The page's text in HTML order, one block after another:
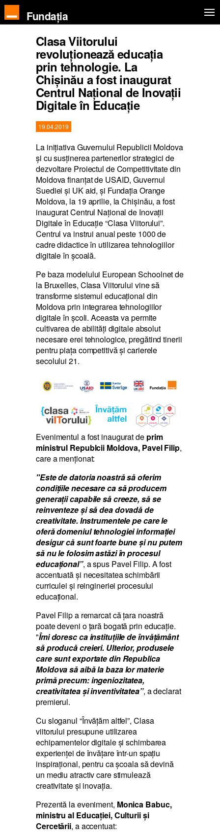
Fundația
Clasa Viitorului
revoluționează educația
prin tehnologie. La
Chișinău a fost inaugurat
Centrul Național de Inovații
Digitale în Educație
19.04.2019
La inițiativa Guvernului Republicii Moldova
și cu susținerea partenerilor strategici de
dezvoltare Proiectul de Competitivitate din
Moldova finanțat de USAID, Guvernul
Suediei și UK aid, și Fundația Orange
Moldova, la 19 aprilie, la Chișinău, a fost
inaugurat Centrul Național de Inovații
Digitale în Educație “Clasa Viitorului”.
Centrul va instrui anual peste 1000 de
cadre didactice în utilizarea tehnologiilor
digitale în școală.
Pe baza modelului European Schoolnet de
la Bruxelles, Clasa Viitorului vine să
transforme sistemul educațional din
Moldova prin integrarea tehnologiilor
digitale în școli. Aceasta va permite
cultivarea de abilități digitale absolut
necesare erei tehnologice, pregătind tinerii
pentru piața competitivă și carierele
secolului 21.
Evenimentul a fost inaugurat de prim
ministrul Republcii Moldova, Pavel Filip,
care a menționat:
"Este de datoria noastră să oferim
condițiile necesare ca să producem
generații capabile să creeze, să se
reinventeze și să dea dovadă de
creativitate. Instrumentele pe care le
oferă domeniul tehnologiei informației
desigur că sunt foarte bune şi nu putem
să nu le folosim astăzi în procesul
educațional”, a spus Pavel Filip. A fost
accentuată și necesitatea schimbării
curriculei și reingineriei procesului
educațional.
Pavel Filip a remarcat că țara noastră
poate deveni o țară bogată prin educație.
"Îmi doresc ca instituţiile de învăţământ
să producă creieri. Ulterior, produsele
care sunt exportate din Republica
Moldova să aibă la baza lor materie
primă precum: ingeniozitatea,
creativitatea și inventivitatea”, a declarat
premierul.
Cu sloganul “Învățăm altfel”, Clasa
viitorului presupune utilizarea
echipamentelor digitale și schimbarea
experienței de învățare într-un spațiu
inspirațional, pentru ca școala să devină
un mediu atractiv care stimulează
creativitate și inovația.
Prezentă la eveniment, Monica Babuc,
ministru al Educației, Culturii și
Cercetării, a accentuat: